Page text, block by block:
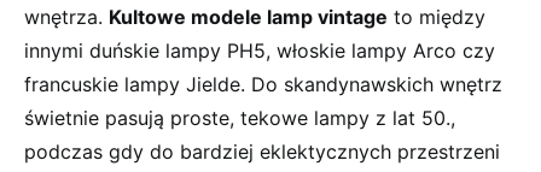
wnętrza. Kultowe modele lamp vintage to między
innymi ⁣duńskie ​lampy PH5, włoskie lampy Arco czy
francuskie lampy Jielde.‍ Do skandynawskich ​wnętrz
świetnie pasują ⁣proste,​ tekowe lampy‌ z lat 50.,
podczas⁣ gdy do bardziej eklektycznych przestrzeni